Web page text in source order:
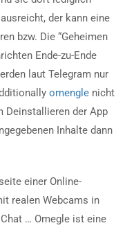
der kann eine
bzw. Die “Geheimen
Ende-zu-Ende
laut Telegram nur
omengle nicht
Deinstallieren der App
Inhalte dann
einer Online-
realen Webcams in
… Omegle ist eine